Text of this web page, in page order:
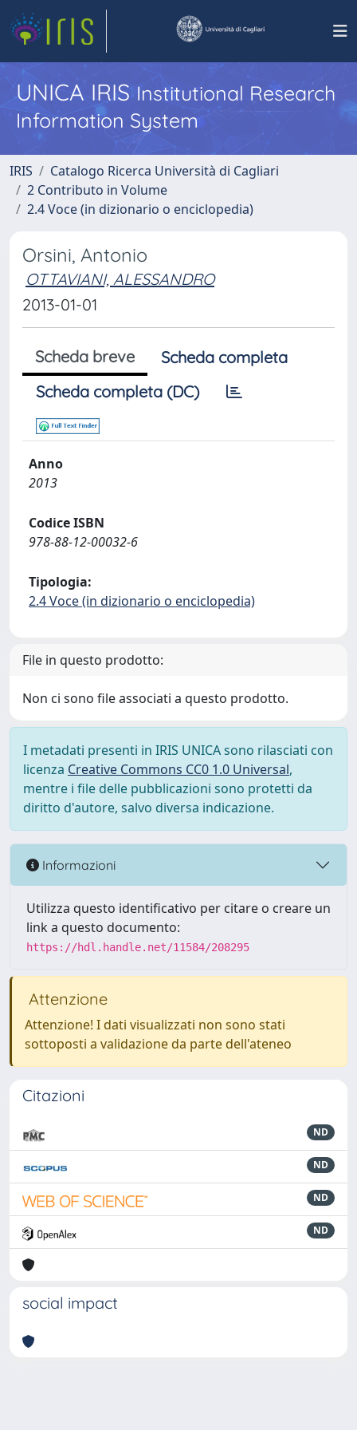
UNICA IRISInstitutional Research
Information System
IRIS
Catalogo Ricerca Università di Cagliari
2 Contributo in Volume
2.4 Voce (in dizionario o enciclopedia)
Orsini, Antonio
OTTAVIANI, ALESSANDRO
2013-01-01
Scheda breve
Scheda completa
Scheda completa (DC)
Anno
2013
Codice ISBN
978-88-12-00032-6
Tipologia:
2.4 Voce (in dizionario o enciclopedia)
File in questo prodotto:
Non ci sono file associati a questo prodotto.
I metadati presenti in IRIS UNICA sono rilasciati con
licenza Creative Commons CC0 1.0 Universal,
mentre i file delle pubblicazioni sono protetti da
diritto d'autore, salvo diversa indicazione.
Informazioni
Utilizza questo identificativo per citare o creare un
link a questo documento:
https://hdl.handle.net/11584/208295
Attenzione
Attenzione! I dati visualizzati non sono stati
sottoposti a validazione da parte dell'ateneo
Citazioni
ND
ND
ND
ND
social impact